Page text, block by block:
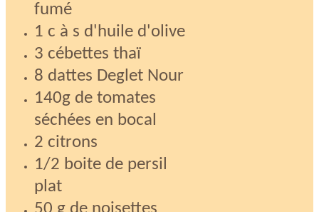
fumé
1 c à s d'huile d'olive
3 cébettes thaï
8 dattes Deglet Nour
140g de tomates
séchées en bocal
2 citrons
1/2 boite de persil
plat